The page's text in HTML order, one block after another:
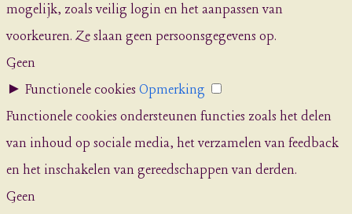
mogelijk, zoals veilig login en het aanpassen van
voorkeuren. Ze slaan geen persoonsgegevens op.
Geen
► Functionele cookies Opmerking
Functionele cookies ondersteunen functies zoals het delen
van inhoud op sociale media, het verzamelen van feedback
en het inschakelen van gereedschappen van derden.
Geen